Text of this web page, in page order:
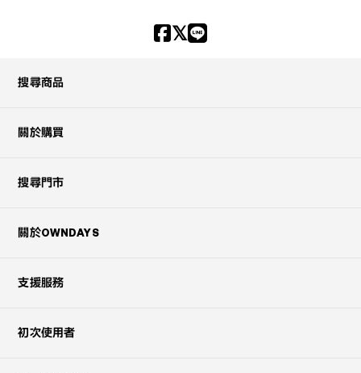
搜尋商品
關於購買
搜尋門市
關於OWNDAYS
支援服務
初次使用者